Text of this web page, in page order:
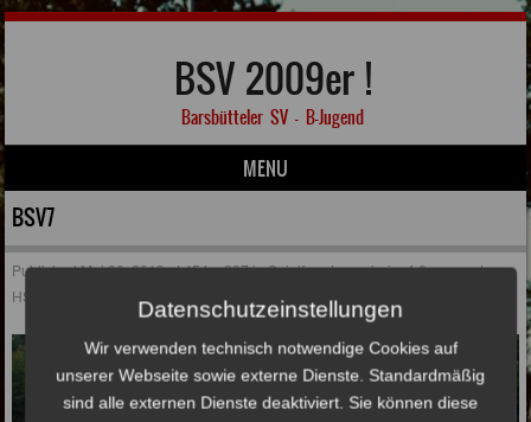
BSV 2009er !
Barsbütteler SV – B-Jugend
MENU
Skip to content
BSV7
PublishedMai 30, 2019at454 × 237inSpielfreude pur beim 4:0 gegen den
HSV
Datenschutzeinstellungen
Wir verwenden technisch notwendige Cookies auf
unserer Webseite sowie externe Dienste. Standardmäßig
sind alle externen Dienste deaktiviert. Sie können diese